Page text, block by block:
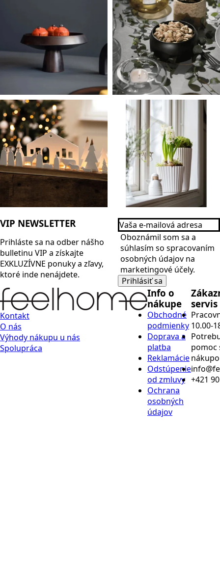
VIP NEWSLETTER
Prihláste sa na odber nášho
bulletinu VIP a získajte
EXKLUZÍVNE ponuky a zľavy,
ktoré inde nenájdete.
Vaša
e-
mailová
adresa
*
Name
*
Oboznámil som sa a
súhlasím so spracovaním
osobných údajov na
marketingové účely.
Prihlásiť sa
Kontakt
O nás
Výhody nákupu u nás
Spolupráca
Info o
nákupe
Obchodné
podmienky
Doprava a
platba
Reklamácie
Odstúpenie
od zmluvy
Ochrana
osobných
údajov
servis
10.00-
pomoc
+421